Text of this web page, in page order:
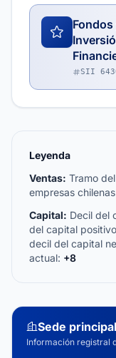
SII
Leyenda
Ventas: Tramo
empresas
Capital: Decil del
del capital
decil del capital
actual: +8
Sede principal
Información registral